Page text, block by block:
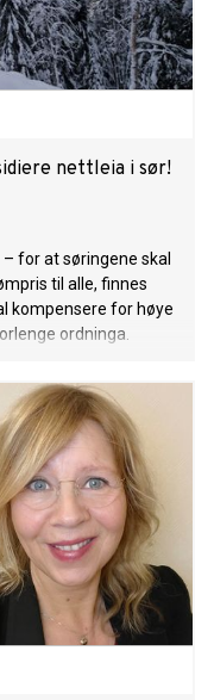
nettleia i sør!
for at søringene skal
til alle, finnes
kompensere for høye
ordninga.